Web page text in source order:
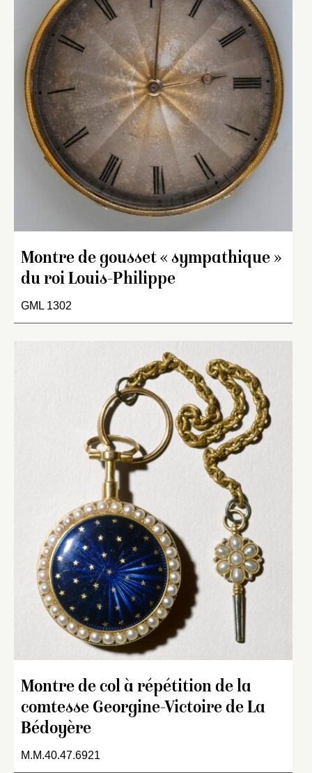
Montre de gousset « sympathique »
du roi Louis-Philippe
GML 1302
Montre de col à répétition de la
comtesse Georgine-Victoire de La
Bédoyère
M.M.40.47.6921